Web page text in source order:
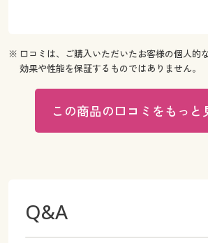
※ 口コミは、ご購入いただいたお客様の個人的
効果や性能を保証するものではありません。
この商品の口コミをもっと
Q&A